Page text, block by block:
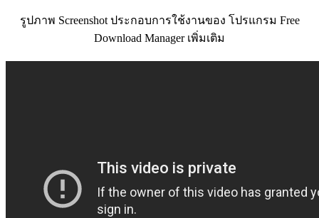
รูปภาพ Screenshot ประกอบการใช้งานของ โปรแกรม Free
Download Manager เพิ่มเติม